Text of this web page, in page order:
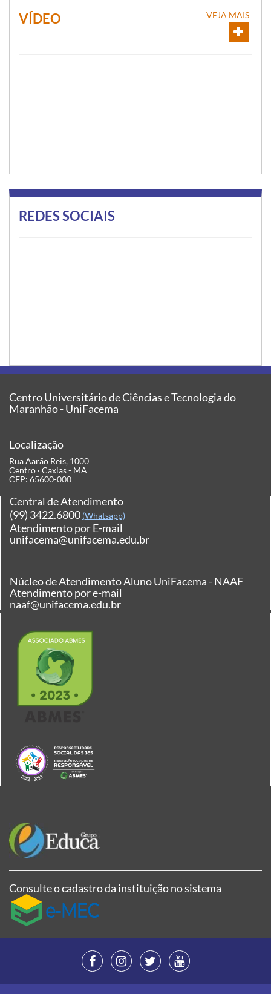
VÍDEO VEJA MAIS
REDES SOCIAIS
Centro Universitário de Ciências e Tecnologia do
Maranhão - UniFacema
Localização
Rua Aarão Reis, 1000
Centro · Caxias - MA
CEP: 65600-000
Central de Atendimento
(99) 3422.6800 (Whatsapp)
Atendimento por E-mail
unifacema@unifacema.edu.br
Núcleo de Atendimento Aluno UniFacema - NAAF
Atendimento por e-mail
naaf@unifacema.edu.br
Consulte o cadastro da instituição no sistema